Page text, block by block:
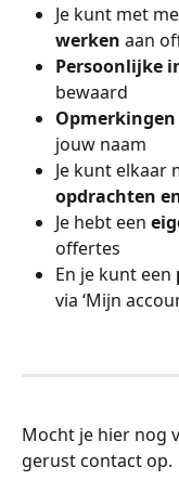
Je kunt met
werken aan
Persoonlijke
bewaard
Opmerkingen
jouw naam
Je kunt elkaar
opdrachten
Je hebt een
offertes
En je kunt een
via ‘Mijn
Mocht je hier nog
gerust contact op.